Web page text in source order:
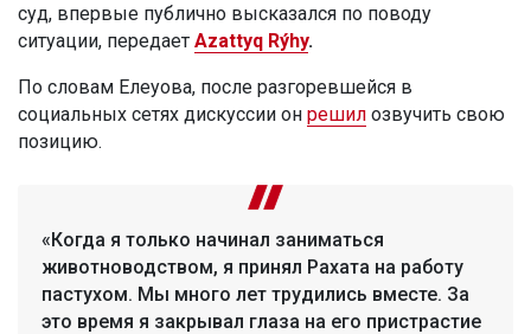
суд, впервые публично высказался по поводу
ситуации, передает Azattyq Rýhy.
По словам Елеуова, после разгоревшейся в
социальных сетях дискуссии он решил озвучить свою
позицию.
«Когда я только начинал заниматься
животноводством, я принял Рахата на работу
пастухом. Мы много лет трудились вместе. За
это время я закрывал глаза на его пристрастие